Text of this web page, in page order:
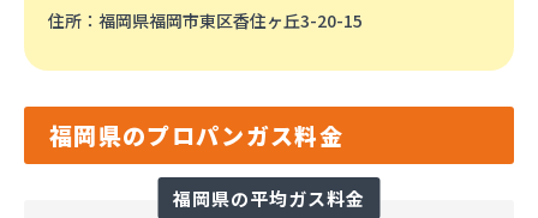
住所 ：福岡県福岡市東区香住ヶ丘3-20-15
福岡県のプロパンガス料金
福岡県の平均ガス料金